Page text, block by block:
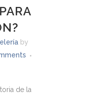
by
de la